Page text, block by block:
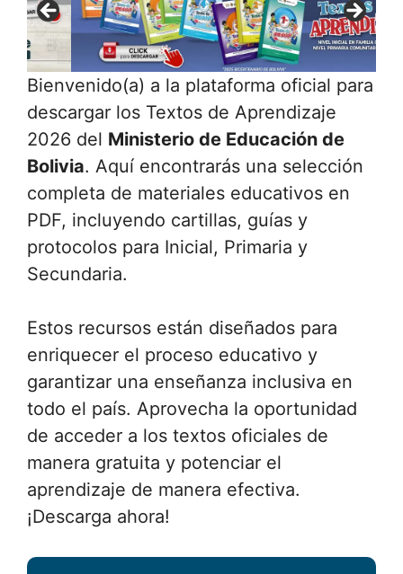
Bienvenido(a) a la plataforma oficial para
descargar los Textos de Aprendizaje
2026 del Ministerio de Educación de
Bolivia. Aquí encontrarás una selección
completa de materiales educativos en
PDF, incluyendo cartillas, guías y
protocolos para Inicial, Primaria y
Secundaria.
Estos recursos están diseñados para
enriquecer el proceso educativo y
garantizar una enseñanza inclusiva en
todo el país. Aprovecha la oportunidad
de acceder a los textos oficiales de
manera gratuita y potenciar el
aprendizaje de manera efectiva.
¡Descarga ahora!